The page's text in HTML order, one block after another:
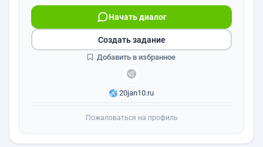
Начать диалог
20jan10.ru
Создать задание
Добавить в избранное
Пожаловаться на профиль